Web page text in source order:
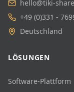
hello@tiki-
+49 (0)331 -
Deutschland
LÖSUNGEN
Software-Plattform